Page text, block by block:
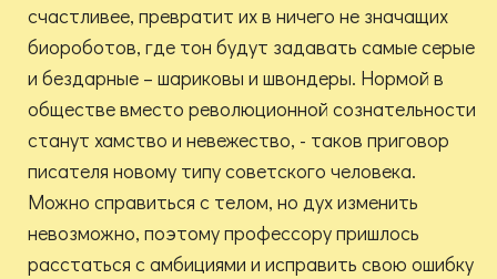
счастливее, превратит их в ничего не значащих
биороботов, где тон будут задавать самые серые
и бездарные – шариковы и швондеры. Нормой в
обществе вместо революционной сознательности
станут хамство и невежество, - таков приговор
писателя новому типу советского человека.
Можно справиться с телом, но дух изменить
невозможно, поэтому профессору пришлось
расстаться с амбициями и исправить свою ошибку